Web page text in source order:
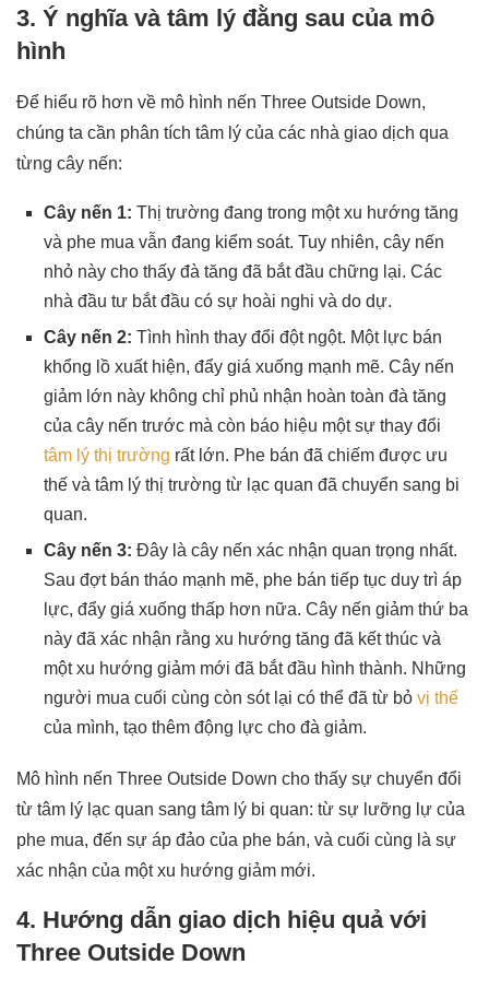
3. Ý nghĩa và tâm lý đằng sau của mô
hình
Để hiểu rõ hơn về mô hình nến Three Outside Down,
chúng ta cần phân tích tâm lý của các nhà giao dịch qua
từng cây nến:
Cây nến 1: Thị trường đang trong một xu hướng tăng
và phe mua vẫn đang kiểm soát. Tuy nhiên, cây nến
nhỏ này cho thấy đà tăng đã bắt đầu chững lại. Các
nhà đầu tư bắt đầu có sự hoài nghi và do dự.
Cây nến 2: Tình hình thay đổi đột ngột. Một lực bán
khổng lồ xuất hiện, đẩy giá xuống mạnh mẽ. Cây nến
giảm lớn này không chỉ phủ nhận hoàn toàn đà tăng
của cây nến trước mà còn báo hiệu một sự thay đổi
tâm lý thị trường rất lớn. Phe bán đã chiếm được ưu
thế và tâm lý thị trường từ lạc quan đã chuyển sang bi
quan.
Cây nến 3: Đây là cây nến xác nhận quan trọng nhất.
Sau đợt bán tháo mạnh mẽ, phe bán tiếp tục duy trì áp
lực, đẩy giá xuống thấp hơn nữa. Cây nến giảm thứ ba
này đã xác nhận rằng xu hướng tăng đã kết thúc và
một xu hướng giảm mới đã bắt đầu hình thành. Những
người mua cuối cùng còn sót lại có thể đã từ bỏ vị thế
của mình, tạo thêm động lực cho đà giảm.
Mô hình nến Three Outside Down cho thấy sự chuyển đổi
từ tâm lý lạc quan sang tâm lý bi quan: từ sự lưỡng lự của
phe mua, đến sự áp đảo của phe bán, và cuối cùng là sự
xác nhận của một xu hướng giảm mới.
4. Hướng dẫn giao dịch hiệu quả với
Three Outside Down